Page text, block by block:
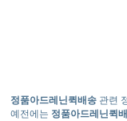
정품아드레닌퀵배송 관련
예전에는 정품아드레닌퀵